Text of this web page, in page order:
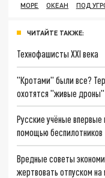
МОРЕ
ОКЕАН ПОД
ЧИТАЙТЕ ТАКЖЕ:
Технофашисты XXI века
"Кротами" были все?
охотятся "живые дроны"
Русские учёные
помощью беспилотников
Вредные советы
жертвовать отпуском